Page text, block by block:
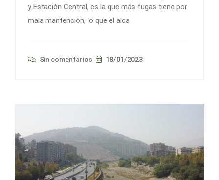
y Estación Central, es la que más fugas tiene por
mala mantención, lo que el alca
Sin comentarios 18/01/2023